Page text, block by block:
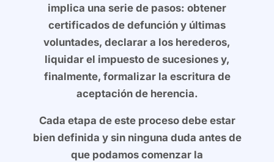
implica una serie de pasos: obtener
certificados de defunción y últimas
voluntades, declarar a los herederos,
liquidar el impuesto de sucesiones y,
finalmente, formalizar la escritura de
aceptación de herencia.
Cada etapa de este proceso debe estar
bien definida y sin ninguna duda antes de
que podamos comenzar la